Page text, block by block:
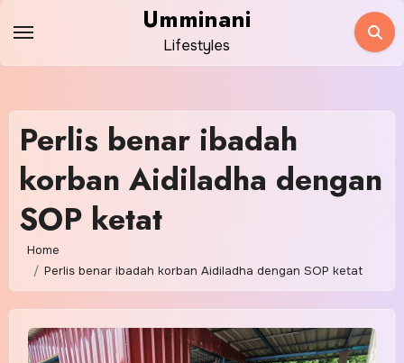
content
Umminani
Lifestyles
Perlis benar ibadah
korban Aidiladha dengan
SOP ketat
Home
Perlis benar ibadah korban Aidiladha dengan SOP ketat